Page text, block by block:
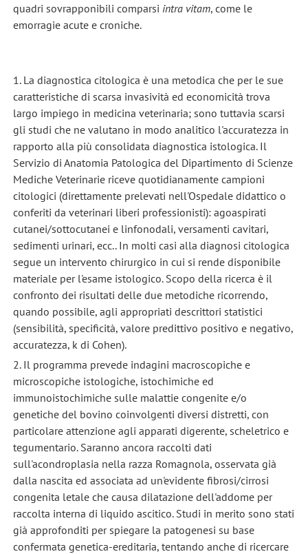
quadri sovrapponibili comparsi intra vitam, come le
emorragie acute e croniche.
1. La diagnostica citologica è una metodica che per le sue
caratteristiche di scarsa invasività ed economicità trova
largo impiego in medicina veterinaria; sono tuttavia scarsi
gli studi che ne valutano in modo analitico l'accuratezza in
rapporto alla più consolidata diagnostica istologica. Il
Servizio di Anatomia Patologica del Dipartimento di Scienze
Mediche Veterinarie riceve quotidianamente campioni
citologici (direttamente prelevati nell'Ospedale didattico o
conferiti da veterinari liberi professionisti): agoaspirati
cutanei/sottocutanei e linfonodali, versamenti cavitari,
sedimenti urinari, ecc.. In molti casi alla diagnosi citologica
segue un intervento chirurgico in cui si rende disponibile
materiale per l'esame istologico. Scopo della ricerca è il
confronto dei risultati delle due metodiche ricorrendo,
quando possibile, agli appropriati descrittori statistici
(sensibilità, specificità, valore predittivo positivo e negativo,
accuratezza, k di Cohen).
2. Il programma prevede indagini macroscopiche e
microscopiche istologiche, istochimiche ed
immunoistochimiche sulle malattie congenite e/o
genetiche del bovino coinvolgenti diversi distretti, con
particolare attenzione agli apparati digerente, scheletrico e
tegumentario. Saranno ancora raccolti dati
sull'acondroplasia nella razza Romagnola, osservata già
dalla nascita ed associata ad un'evidente fibrosi/cirrosi
congenita letale che causa dilatazione dell'addome per
raccolta interna di liquido ascitico. Studi in merito sono stati
già approfonditi per spiegare la patogenesi su base
confermata genetica-ereditaria, tentando anche di ricercare